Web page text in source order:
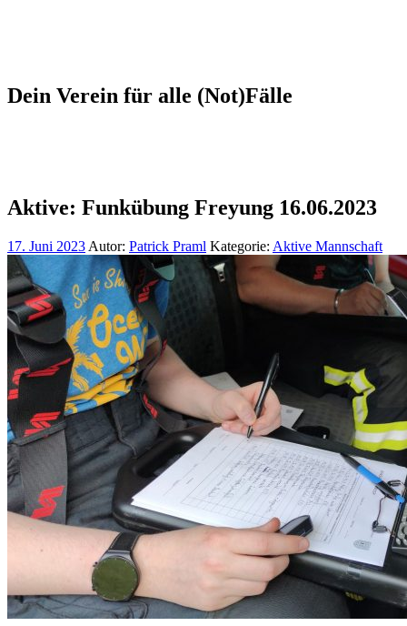
Dein Verein für alle (Not)Fälle
Aktive: Funkübung Freyung 16.06.2023
17. Juni 2023 Autor: Patrick Praml Kategorie: Aktive Mannschaft